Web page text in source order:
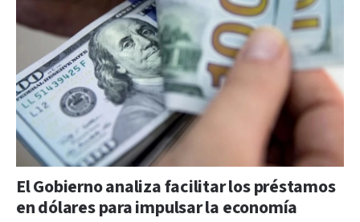
El Gobierno analiza facilitar los préstamos
en dólares para impulsar la economía